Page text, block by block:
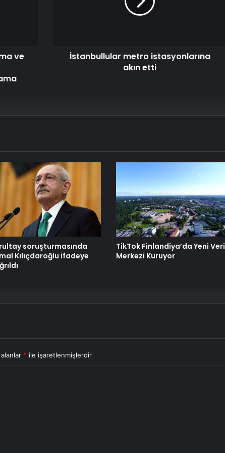
Tasarım Ajansı
havada arızalandı! Tek motorla iniş
yaptı
ve
İstanbullular metro istasyonlarına
akın etti
soruşturmasında
Kılıçdaroğlu ifadeye
TikTok Finlandiya’da Yeni Veri
Merkezi Kuruyor
* ile işaretlenmişlerdir